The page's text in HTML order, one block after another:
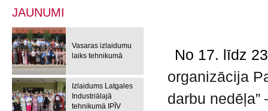
JAUNUMI
Vasaras izlaidumu
laiks tehnikumā
Izlaidums Latgales
Industriālajā
tehnikumā IPĪV
No 17. līdz
organizācija
darbu